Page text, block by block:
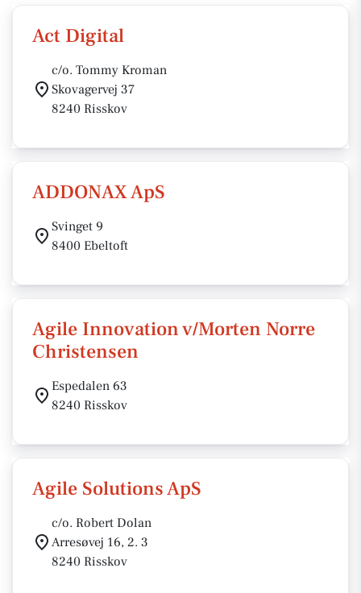
Act Digital
c/o. Tommy Kroman
Skovagervej 37
8240 Risskov
ADDONAX ApS
Svinget 9
8400 Ebeltoft
Agile Innovation v/Morten Norre
Christensen
Espedalen 63
8240 Risskov
Agile Solutions ApS
c/o. Robert Dolan
Arresøvej 16, 2. 3
8240 Risskov